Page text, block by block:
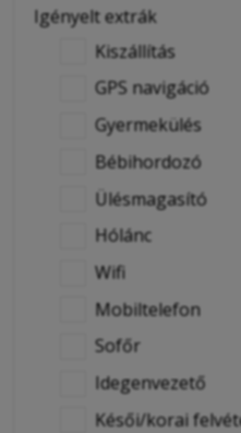
Igényelt extrák
Kiszállítás
GPS navigáció
Gyermekülés
Bébihordozó
Ülésmagasító
Hólánc
Wifi
Mobiltelefon
Sofőr
Idegenvezető
Késői/korai